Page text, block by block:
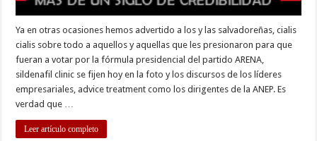
Ya en otras ocasiones hemos advertido a los y las salvadoreñas, cialis
cialis sobre todo a aquellos y aquellas que les presionaron para que
fueran a votar por la fórmula presidencial del partido ARENA,
sildenafil clinic se fijen hoy en la foto y los discursos de los líderes
empresariales, advice treatment como los dirigentes de la ANEP. Es
verdad que …
Leer artículo completo